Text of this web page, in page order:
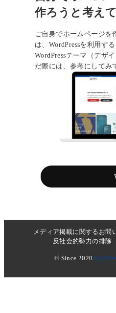
作ろうと考え
ご自身でホームページを
は、WordPressを利用す
WordPressテーマ（デザ
だ際には、参考にしてみ
メディア掲載に関するお問
反社会的勢力の排除
© Since 2020